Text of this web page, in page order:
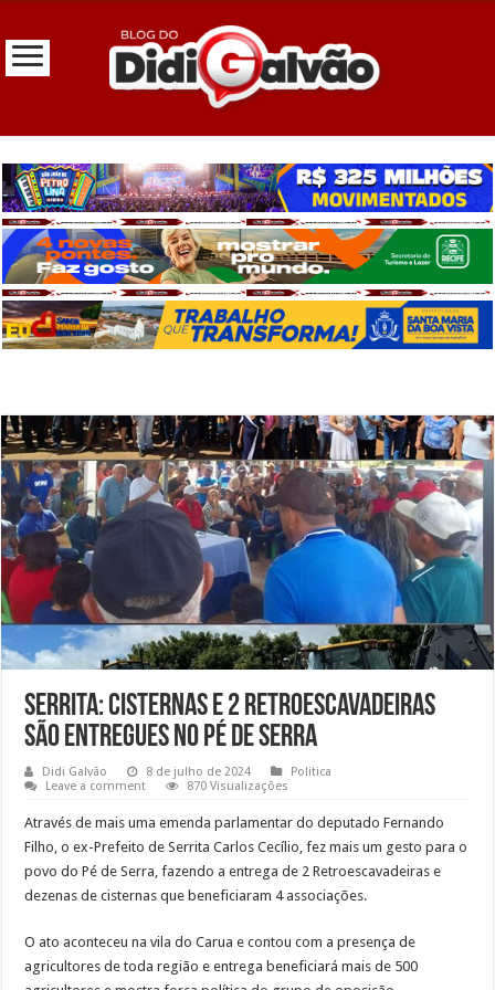
Serrita: Cisternas e 2 retroescavadeiras
são entregues no Pé de Serra
Didi Galvão 8 de julho de 2024
Politica
Leave a comment
870 Visualizações
Através de mais uma emenda parlamentar do deputado Fernando
Filho, o ex-Prefeito de Serrita Carlos Cecílio, fez mais um gesto para o
povo do Pé de Serra, fazendo a entrega de 2 Retroescavadeiras e
dezenas de cisternas que beneficiaram 4 associações.
O ato aconteceu na vila do Carua e contou com a presença de
agricultores de toda região e entrega beneficiará mais de 500